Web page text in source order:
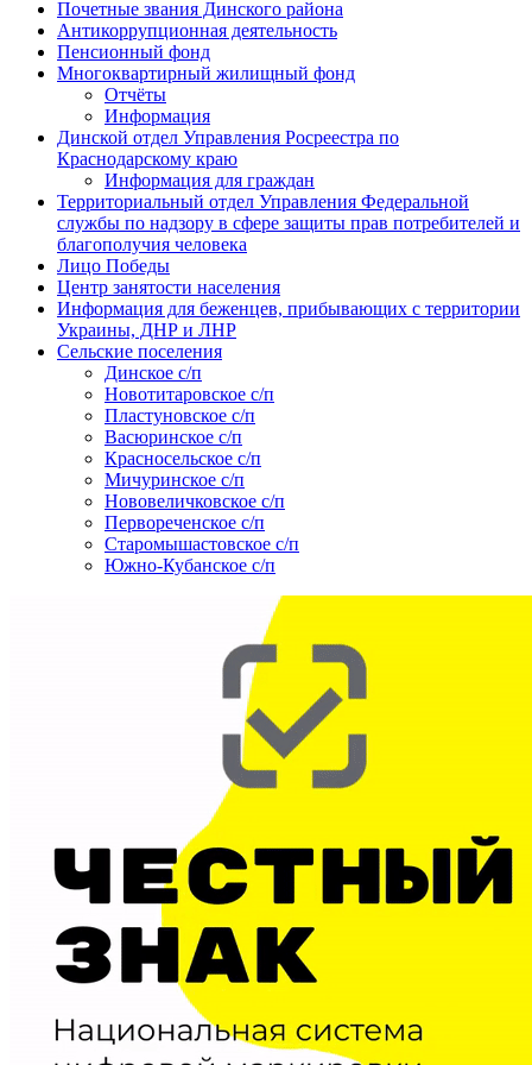
Почетные звания Динского района
Антикоррупционная деятельность
Пенсионный фонд
Многоквартирный жилищный фонд
Отчёты
Информация
Динской отдел Управления Росреестра по
Краснодарскому краю
Информация для граждан
Территориальный отдел Управления Федеральной
службы по надзору в сфере защиты прав потребителей и
благополучия человека
Лицо Победы
Центр занятости населения
Информация для беженцев, прибывающих с территории
Украины, ДНР и ЛНР
Сельские поселения
Динское с/п
Новотитаровское с/п
Пластуновское с/п
Васюринское с/п
Красносельское с/п
Мичуринское с/п
Нововеличковское с/п
Первореченское с/п
Старомышастовское с/п
Южно-Кубанское с/п